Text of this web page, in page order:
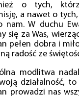
o tych,
a nawet o
nam. W duchu
się za Was,
pełen dobra i
radość ze
modlitwa
działalność,
prowadzi nas